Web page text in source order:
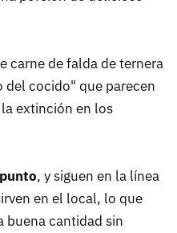
carne de falda de ternera
cocido" que parecen
extinción en los
, y siguen en la línea
en el local, lo que
buena cantidad sin